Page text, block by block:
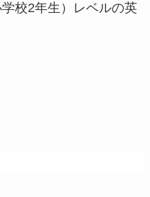
校2年生）レベルの英